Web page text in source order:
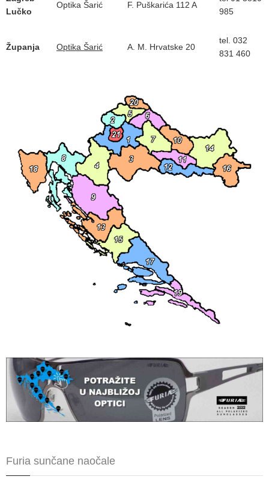
Lučko
Optika Šarić F. Puškarića 112 A
985
Županja Optika Šarić A. M. Hrvatske 20
tel. 032
831 460
Furia sunčane naočale